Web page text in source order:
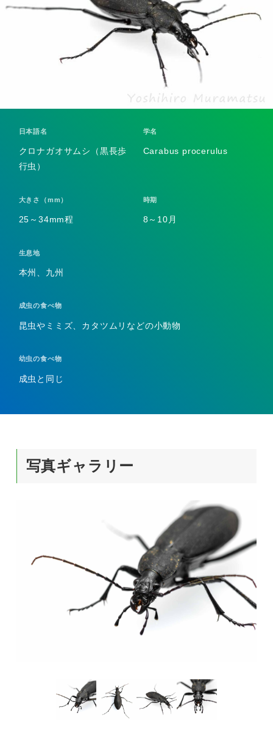
日本語名
クロナガオサムシ（黒長歩
行虫）
学名
Carabus procerulus
大きさ（mm）
25～34mm程
時期
8～10月
生息地
本州、九州
成虫の食べ物
昆虫やミミズ、カタツムリなどの小動物
幼虫の食べ物
成虫と同じ
写真ギャラリー